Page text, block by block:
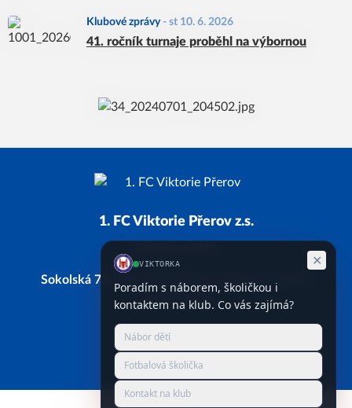
Klubové zprávy- st 10. 6. 2026
41. ročník turnaje proběhl na výbornou
1. FC Viktorie Přerov z.s.
Sokolská 734/28, 750 02 Přerov, Přerov I-Město
IČ: 66743338
FacebookInstagramYouTube